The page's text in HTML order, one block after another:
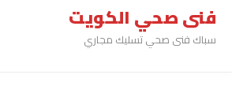
فنى صحي الكويت
سباك فنى صحي تسليك مجاري